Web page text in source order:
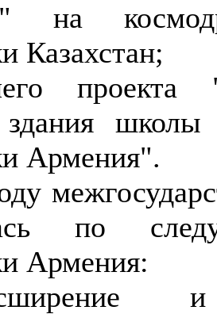
на
Казахстан;
проекта
здания
Армения".
по
Армения:
и